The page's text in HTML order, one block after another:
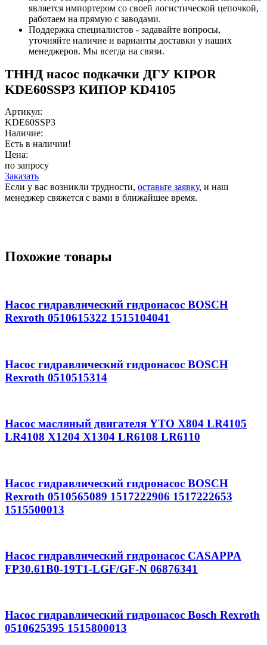
является импортером со своей логистической цепочкой,
работаем на прямую с заводами.
Поддержка специалистов - задавайте вопросы,
уточняйте наличие и варианты доставки у наших
менеджеров. Мы всегда на связи.
ТННД насос подкачки ДГУ KIPOR
KDE60SSP3 КИПОР KD4105
Артикул:
KDE60SSP3
Наличие:
Есть в наличии!
Цена:
по запросу
Заказать
Если у вас возникли трудности, оставьте заявку, и наш
менеджер свяжется с вами в ближайшее время.
Похожие товары
Насос гидравлический гидронасос BOSCH
Rexroth 0510615322 1515104041
Насос гидравлический гидронасос BOSCH
Rexroth 0510515314
Насос масляный двигателя YTO X804 LR4105
LR4108 X1204 X1304 LR6108 LR6110
Насос гидравлический гидронасос BOSCH
Rexroth 0510565089 1517222906 1517222653
1515500013
Насос гидравлический гидронасос CASAPPA
FP30.61B0-19T1-LGF/GF-N 06876341
Насос гидравлический гидронасос Bosch Rexroth
0510625395 1515800013